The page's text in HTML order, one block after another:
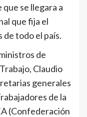
se llegara a
que fija el
de todo el país.
de
Claudio
generales
de la
(Confederación